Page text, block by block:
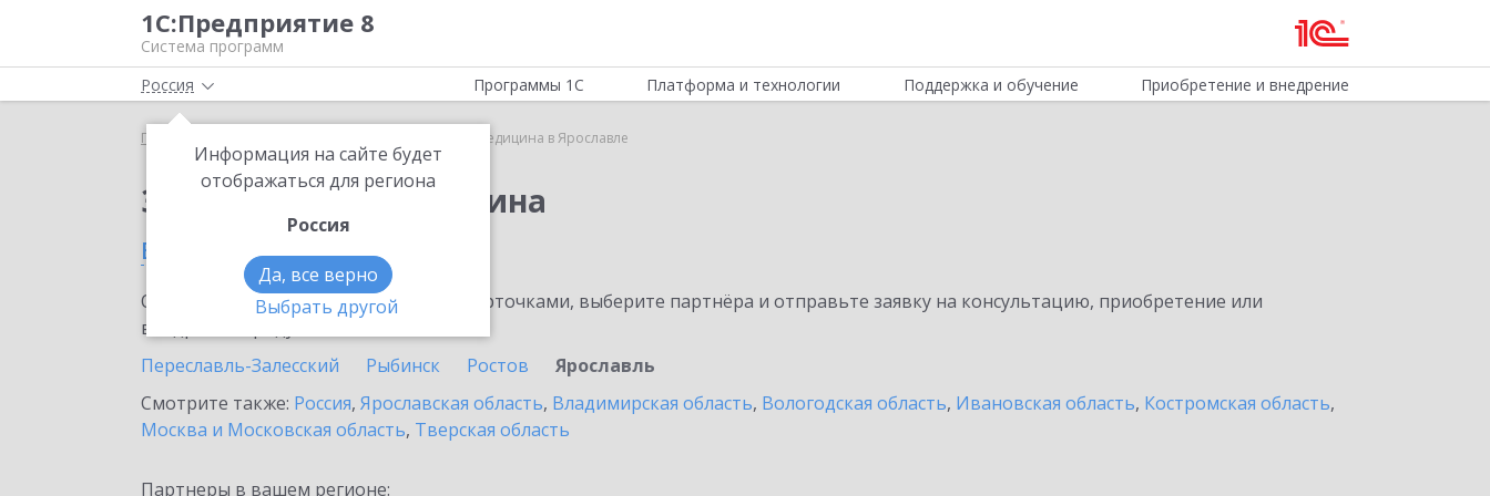
1С:Предприятие 8
Система программ
Россия
Информация на сайте будет
отображаться для региона
Россия
Да, все верно
Выбрать другой
Программы 1С Платформа и технологии Поддержка и обучение Приобретение и внедрение
Главная ИТС Медицина в Ярославле
Заказать ИТС Медицина
в Ярославле
Ознакомьтесь с информационными карточками, выберите партнёра и отправьте заявку на консультацию, приобретение или
внедрение продукта.
Переславль-Залесский
Рыбинск Ростов
Ярославль
Смотрите также: Россия, Ярославская область, Владимирская область, Вологодская область, Ивановская область, Костромская область,
Москва и Московская область, Тверская область
Партнеры в вашем регионе: